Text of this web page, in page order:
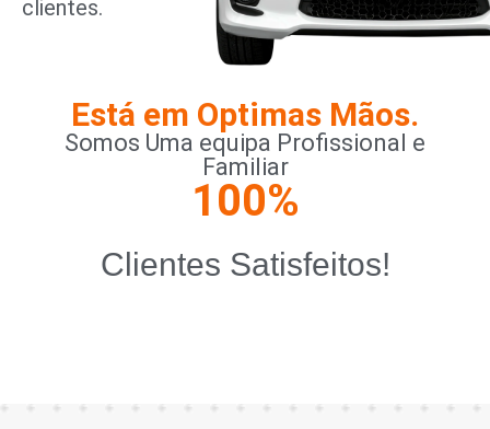
clientes.
Está em Optimas Mãos.
Somos Uma equipa Profissional e
Familiar
Clientes Satisfeitos!
100%